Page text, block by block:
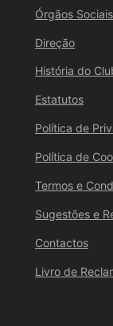
Órgãos Sociais
Direção
História do
Estatutos
Política de
Política de
Termos e
Sugestões e
Contactos
Livro de